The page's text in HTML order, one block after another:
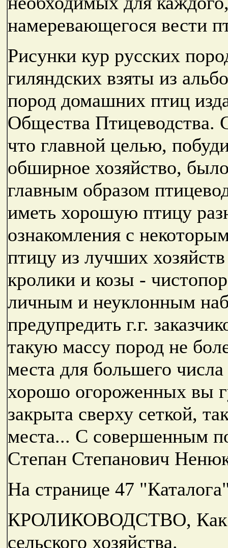
намеревающегося вести
Рисунки кур русских
гиляндских взяты из
пород домашних птиц
Общества Птицеводства.
что главной целью,
обширное хозяйство,
главным образом
иметь хорошую птицу
ознакомления с
птицу из лучших
кролики и козы -
личным и неуклонным
предупредить г.г.
такую массу пород не
места для большего
хорошо огороженных вы
закрыта сверху сеткой,
места... С совершенным
Степан Степанович
На странице 47
КРОЛИКОВОДСТВО, Как
сельского хозяйства.